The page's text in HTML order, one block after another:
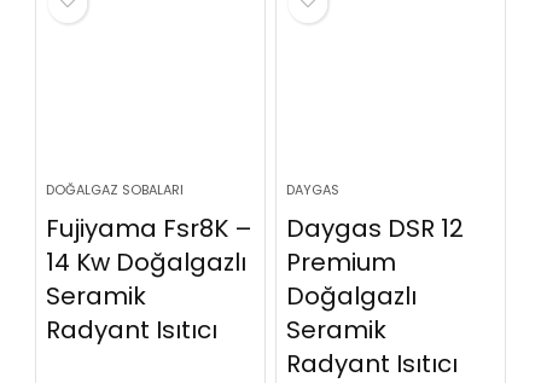
DOĞALGAZ SOBALARI
Fujiyama Fsr8K –
14 Kw Doğalgazlı
Seramik
Radyant Isıtıcı
DAYGAS
Daygas DSR 12
Premium
Doğalgazlı
Seramik
Radyant Isıtıcı